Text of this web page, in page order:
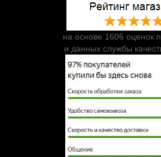
на основе 1606 оценок
и данных службы